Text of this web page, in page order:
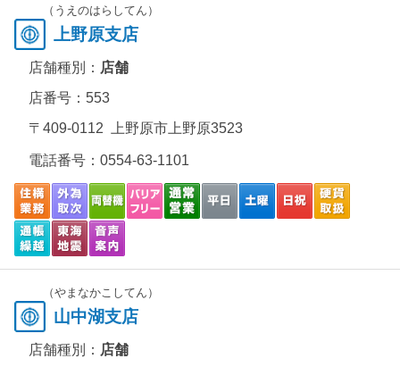
（うえのはらしてん）
上野原支店
店舗種別： 店舗
店番号：553
〒409-0112 上野原市上野原3523
電話番号： 0554-63-1101
（やまなかこしてん）
山中湖支店
店舗種別： 店舗